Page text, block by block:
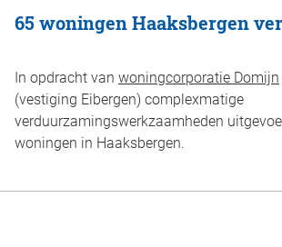
65 woningen Haaksbergen
In opdracht van woningcorporatie Domijn
(vestiging Eibergen) complexmatige
verduurzamingswerkzaamheden
woningen in Haaksbergen.